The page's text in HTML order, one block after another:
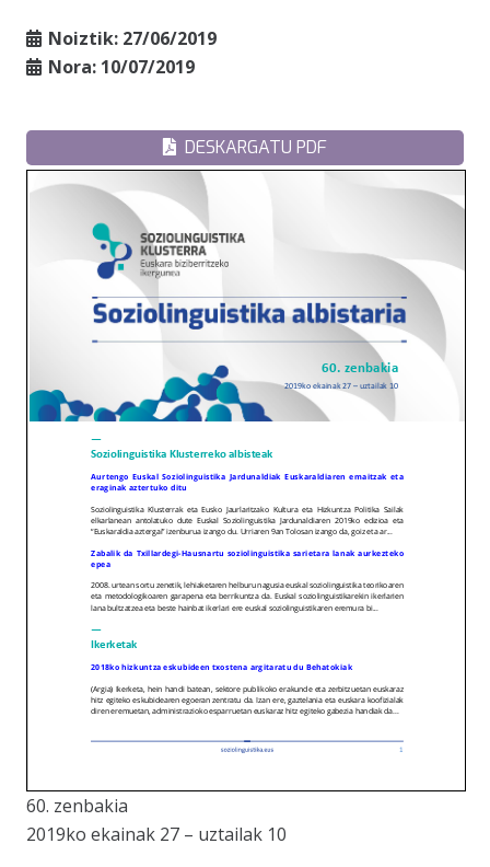
Noiztik: 27/06/2019
Nora: 10/07/2019
DESKARGATU PDF
60. zenbakia
2019ko ekainak 27 – uztailak 10